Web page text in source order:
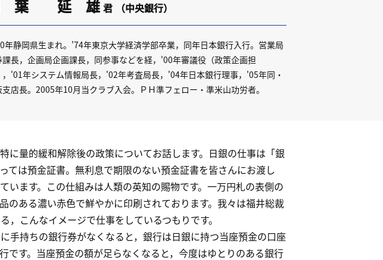
葉 延 雄 君 （中央銀行）
年静岡県生まれ。'74年東京大学経済学部卒業，同年日本銀行入行。営業局
課長，企画局企画課長，同参事などを経，'00年審議役（政策企画担
，'01年システム情報局長，'02年考査局長，'04年日本銀行理事，'05年同・
支店長。2005年10月当クラブ入会。ＰＨ準フェロー・準米山功労者。
に量的緩和解除後の政策についてお話します。日銀の仕事は「銀
ては預金証書。無利息で期限のない預金証書を皆さんにお渡し
います。この仕組みは人類の英知の賜物です。一万円札の表側の
のある濃い赤色で鮮やかに印刷されております。我々は福井総裁
こんなイメージで仕事をしているつもりです。
手持ちの銀行券がなくなると，銀行は日銀に持つ当座預金の口座
です。当座預金の額が足らなくなると，今度はゆとりのある銀行